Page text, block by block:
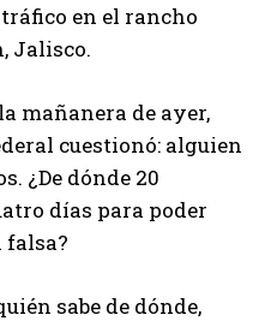
en el rancho
Jalisco.
mañanera de ayer,
cuestionó: alguien
¿De dónde 20
días para poder
sabe de dónde,